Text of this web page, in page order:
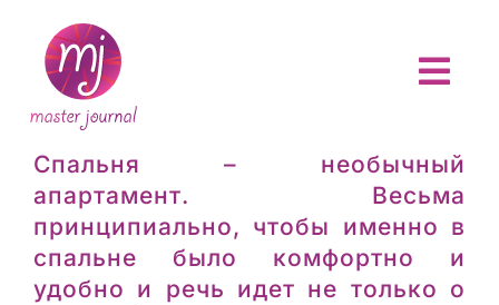
content
О ПРОЕКТЕ
АНОНСЫ
Спальня – необычный
апартамент. Весьма
принципиально, чтобы именно в
спальне было комфортно и
удобно и речь идет не только о